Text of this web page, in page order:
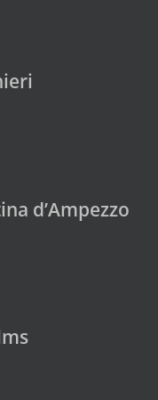
d’Ampezzo